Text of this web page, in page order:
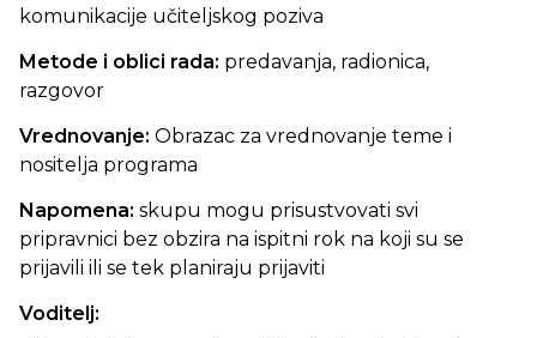
komunikacije učiteljskog poziva
Metode i oblici rada: predavanja, radionica,
razgovor
Vrednovanje: Obrazac za vrednovanje teme i
nositelja programa
Napomena: skupu mogu prisustvovati svi
pripravnici bez obzira na ispitni rok na koji su se
prijavili ili se tek planiraju prijaviti
Voditelj: